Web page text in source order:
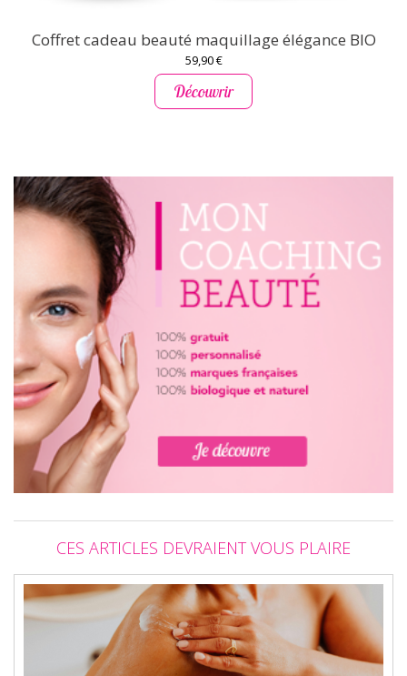
Coffret cadeau beauté maquillage élégance BIO
59,90 €
Découvrir
CES ARTICLES DEVRAIENT VOUS PLAIRE